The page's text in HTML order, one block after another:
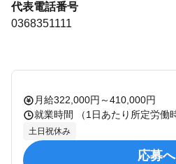
代表電話番号
0368351111
月給322,000円～410,000円
土日祝休み
応募へ